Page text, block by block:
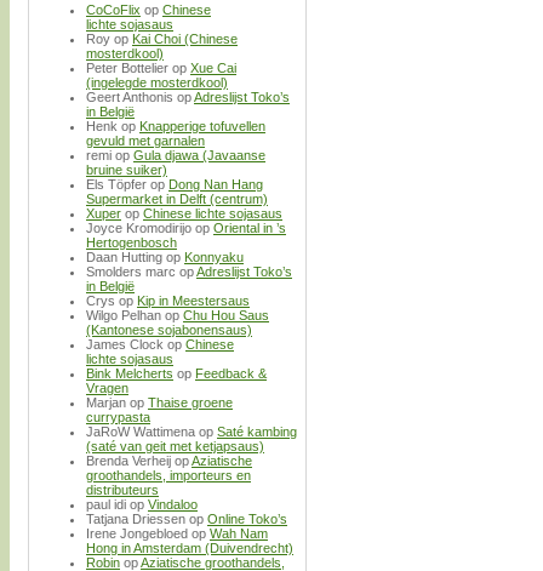
CoCoFlix op Chinese
lichte sojasaus
Roy op Kai Choi (Chinese
mosterdkool)
Peter Bottelier op Xue Cai
(ingelegde mosterdkool)
Geert Anthonis opAdreslijst Toko’s
in België
Henk op Knapperige tofuvellen
gevuld met garnalen
remi op Gula djawa (Javaanse
bruine suiker)
Els Töpfer op Dong Nan Hang
Supermarket in Delft (centrum)
Xuper op Chinese lichte sojasaus
Joyce Kromodirijo op Oriental in ’s
Hertogenbosch
Daan Hutting op Konnyaku
Smolders marc opAdreslijst Toko’s
in België
Crys op Kip in Meestersaus
Wilgo Pelhan op Chu Hou Saus
(Kantonese sojabonensaus)
James Clock op Chinese
lichte sojasaus
Bink Melcherts op Feedback &
Vragen
Marjan op Thaise groene
currypasta
JaRoW Wattimena op Saté kambing
(saté van geit met ketjapsaus)
Brenda Verheij opAziatische
groothandels, importeurs en
distributeurs
paul idi op Vindaloo
Tatjana Driessen op Online Toko’s
Irene Jongebloed op Wah Nam
Hong in Amsterdam (Duivendrecht)
Robin opAziatische groothandels,